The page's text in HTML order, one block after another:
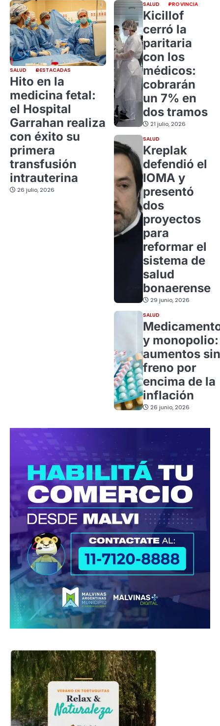
SALUD DESTACADAS
Hito en la
medicina fetal:
el Hospital
Garrahan realiza
con éxito su
primera
transfusión
intrauterina
26 julio, 2026
SALUD PROVINCIA
Kicillof
cerró la
paritaria
con los
médicos:
cobrarán
un 7% en
dos tramos
21 julio, 2026
SALUD
Kreplak
defendió el
IOMA y
presentó
dos
proyectos
para
reformar el
sistema de
salud
bonaerense
29 junio, 2026
SALUD
y monopolio:
aumentos sin
freno por
encima de la
inflación
26 junio, 2026